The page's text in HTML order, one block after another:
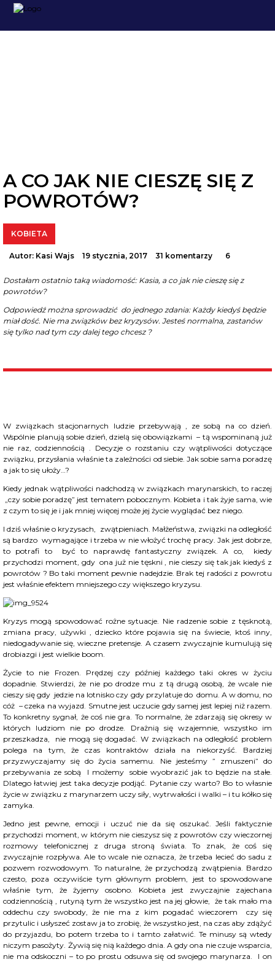
A CO JAK NIE CIESZĘ SIĘ Z
POWROTÓW?
KOBIETA
Autor: Kasi Wajs 19 stycznia, 2017 31 komentarzy 6
Dostałam ostatnio taką wiadomość: Kasia, a co jak nie cieszę się z
powrotów?
Odpowiedź można sprowadzić do jednego zdania: Każdy kiedyś będzie
miał dość. Nie ma związków bez kryzysów. Jesteś normalna, zastanów
się tylko nad tym czy dalej tego chcesz ?
W związkach stacjonarnych ludzie przebywają , ze sobą na co dzień.
Wspólnie planują sobie dzień, dzielą się obowiązkami – tą wspominaną już
nie raz, codziennością . Decyzje o rozstaniu czy wątpliwości dotyczące
związku, przysłania właśnie ta zależności od siebie. Jak sobie sama poradzę
a jak to się ułoży…?
Kiedy jednak wątpliwości nadchodzą w związkach marynarskich, to raczej
„czy sobie poradzę” jest tematem pobocznym. Kobieta i tak żyje sama, wie
z czym to się je i jak mniej więcej może jej życie wyglądać bez niego.
I dziś właśnie o kryzysach, zwątpieniach. Małżeństwa, związki na odległość
są bardzo wymagające i trzeba w nie włożyć trochę pracy. Jak jest dobrze,
to potrafi to być to naprawdę fantastyczny związek. A co, kiedy
przychodzi moment, gdy ona już nie tęskni , nie cieszy się tak jak kiedyś z
powrotów ? Bo taki moment pewnie nadejdzie. Brak tej radości z powrotu
jest właśnie efektem mniejszego czy większego kryzysu.
Kryzys mogą spowodować rożne sytuacje. Nie radzenie sobie z tęsknotą,
zmiana pracy, używki , dziecko które pojawia się na świecie, ktoś inny,
niedogadywanie się, wieczne pretensje. A czasem zwyczajnie kumulują się
drobiazgi i jest wielkie boom.
Życie to nie Frozen. Prędzej czy później każdego taki okres w życiu
dopadnie. Stwierdzi, że nie po drodze mu z tą drugą osobą, że wcale nie
cieszy się gdy jedzie na lotnisko czy gdy przylatuje do domu. A w domu, no
cóż – czeka na wyjazd. Smutne jest uczucie gdy samej jest lepiej niż razem.
To konkretny sygnał, że coś nie gra. To normalne, że zdarzają się okresy w
których ludziom nie po drodze. Drażnią się wzajemnie, wszystko im
przeszkadza, nie mogą się dogadać. W związkach na odległość problem
polega na tym, że czas kontraktów działa na niekorzyść. Bardziej
przyzwyczajamy się do życia samemu. Nie jesteśmy ” zmuszeni” do
przebywania ze sobą I możemy sobie wyobrazić jak to będzie na stałe.
Dlatego łatwiej jest taka decyzje podjąć. Pytanie czy warto? Bo to własnie
życie w związku z marynarzem uczy siły, wytrwałości i walki – i tu kółko się
zamyka.
Jedno jest pewne, emocji i uczuć nie da się oszukać. Jeśli faktycznie
przychodzi moment, w którym nie cieszysz się z powrotów czy wieczornej
rozmowy telefonicznej z druga stroną świata. To znak, że coś się
zwyczajnie rozpływa. Ale to wcale nie oznacza, że trzeba lecieć do sadu z
pozwem rozwodowym. To naturalne, że przychodzą zwątpienia. Bardzo
czesto, poza oczywiście tym głównym problem, jest to spowodowane
właśnie tym, że żyjemy osobno. Kobieta jest zwyczajnie zajechana
codziennością , rutyną tym że wszystko jest na jej głowie, że tak mało ma
oddechu czy swobody, że nie ma z kim pogadać wieczorem czy się
przytulic i usłyszeć zostaw ja to zrobię, że wszystko jest, na czas aby zdążyć
do przyjazdu, bo potem trzeba to i tamto załatwić. Te minusy są wtedy
niczym pasożyty. Żywią się nią każdego dnia. A gdy ona nie czuje wsparcia,
nie ma odskoczni – to po prostu odsuwa się od swojego marynarza. I on